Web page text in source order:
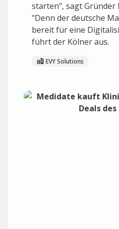
starten", sagt Gründer
"Denn der deutsche
bereit für eine
führt der Kölner aus.
EVY Solutions